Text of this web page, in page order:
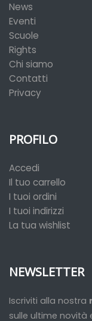
News
Eventi
Scuole
Rights
Chi siamo
Contatti
Privacy
PROFILO
Accedi
Il tuo carrello
I tuoi ordini
I tuoi indirizzi
La tua wishlist
NEWSLETTER
Iscriviti alla nostra
sulle ultime novità